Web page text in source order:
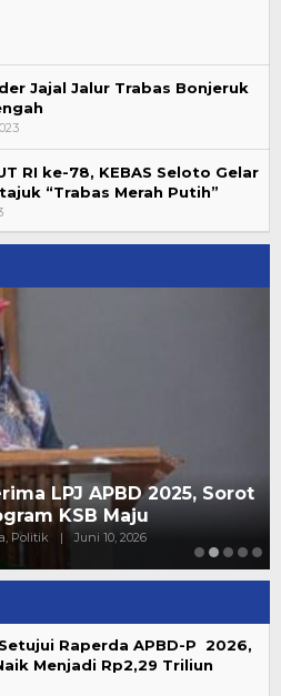
Jajal Jalur Trabas Bonjeruk
RI ke-78, KEBAS Seloto Gelar
“Trabas Merah Putih”
LPJ APBD 2025, Sorot
KSB Maju
Politik | Juni 10, 2026
Setujui Raperda APBD-P 2026,
Menjadi Rp2,29 Triliun